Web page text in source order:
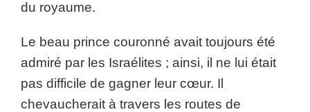
du royaume.
Le beau prince couronné avait toujours été
admiré par les Israélites ; ainsi, il ne lui était
pas difficile de gagner leur cœur. Il
chevaucherait à travers les routes de